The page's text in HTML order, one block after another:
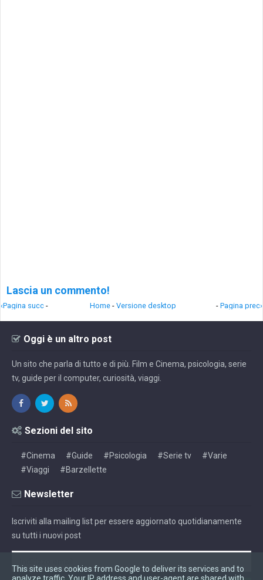
Lascia un commento!
‹Pagina succ - - Pagina prec›
Home - Versione desktop
Oggi è un altro post
Un sito che parla di tutto e di più. Film e Cinema, psicologia, serie
tv, guide per il computer, curiosità, viaggi.
Sezioni del sito
#Cinema #Guide #Psicologia #Serie tv
#Varie
#Viaggi
#Barzellette
Newsletter
Iscriviti alla mailing list per essere aggiornato quotidianamente
su tutti i nuovi post
This site uses cookies from Google to deliver its services and to